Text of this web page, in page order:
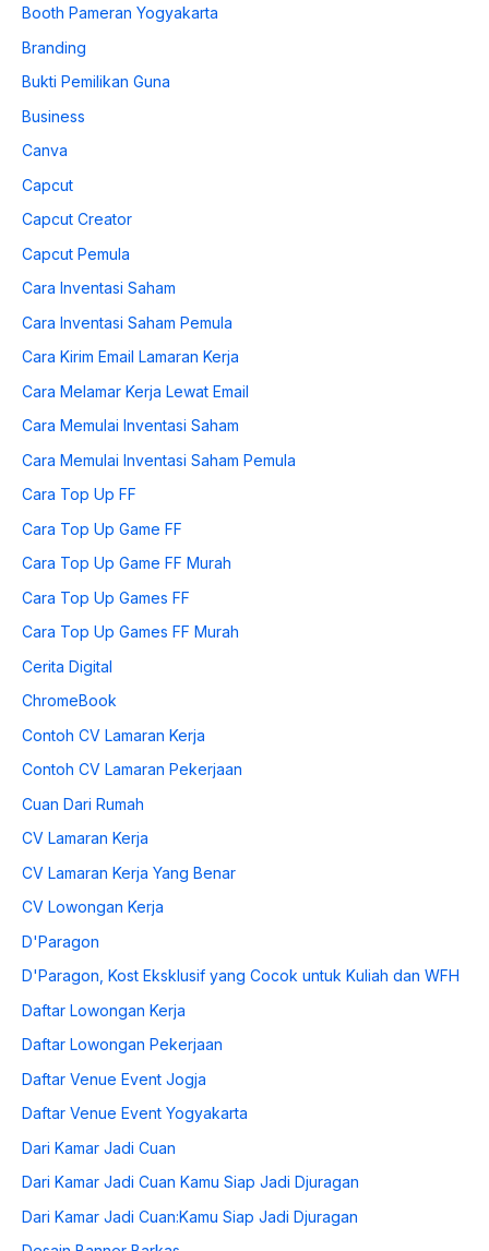
Booth Pameran Yogyakarta
Branding
Bukti Pemilikan Guna
Business
Canva
Capcut
Capcut Creator
Capcut Pemula
Cara Inventasi Saham
Cara Inventasi Saham Pemula
Cara Kirim Email Lamaran Kerja
Cara Melamar Kerja Lewat Email
Cara Memulai Inventasi Saham
Cara Memulai Inventasi Saham Pemula
Cara Top Up FF
Cara Top Up Game FF
Cara Top Up Game FF Murah
Cara Top Up Games FF
Cara Top Up Games FF Murah
Cerita Digital
ChromeBook
Contoh CV Lamaran Kerja
Contoh CV Lamaran Pekerjaan
Cuan Dari Rumah
CV Lamaran Kerja
CV Lamaran Kerja Yang Benar
CV Lowongan Kerja
D'Paragon
D'Paragon, Kost Eksklusif yang Cocok untuk Kuliah dan WFH
Daftar Lowongan Kerja
Daftar Lowongan Pekerjaan
Daftar Venue Event Jogja
Daftar Venue Event Yogyakarta
Dari Kamar Jadi Cuan
Dari Kamar Jadi Cuan Kamu Siap Jadi Djuragan
Dari Kamar Jadi Cuan:Kamu Siap Jadi Djuragan